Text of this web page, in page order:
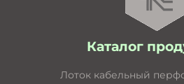
Каталог
Лоток кабельный